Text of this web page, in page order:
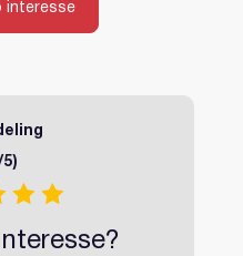
interesse
5)